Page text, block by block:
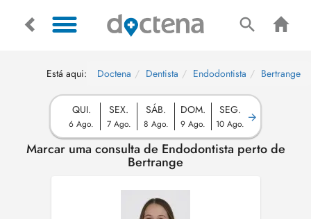
Está aqui: Doctena Dentista Endodontista Bertrange
QUI.
6 Ago.
SEX.
7 Ago.
SÁB.
8 Ago.
DOM.
9 Ago.
SEG.
10 Ago.
Marcar uma consulta de Endodontista perto de
Bertrange